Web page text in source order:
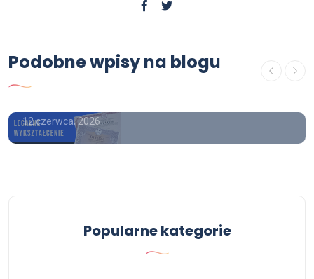
Podobne wpisy na blogu
USŁUGI
Gdzie kupić dowód kolekcjonerski
12 czerwca, 2026
Popularne kategorie